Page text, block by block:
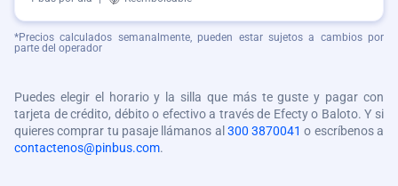
*Precios calculados semanalmente, pueden estar sujetos a cambios por
parte del operador
Puedes elegir el horario y la silla que más te guste y pagar con
tarjeta de crédito, débito o efectivo a través de Efecty o Baloto. Y si
quieres comprar tu pasaje llámanos al 300 3870041 o escríbenos a
contactenos@pinbus.com.